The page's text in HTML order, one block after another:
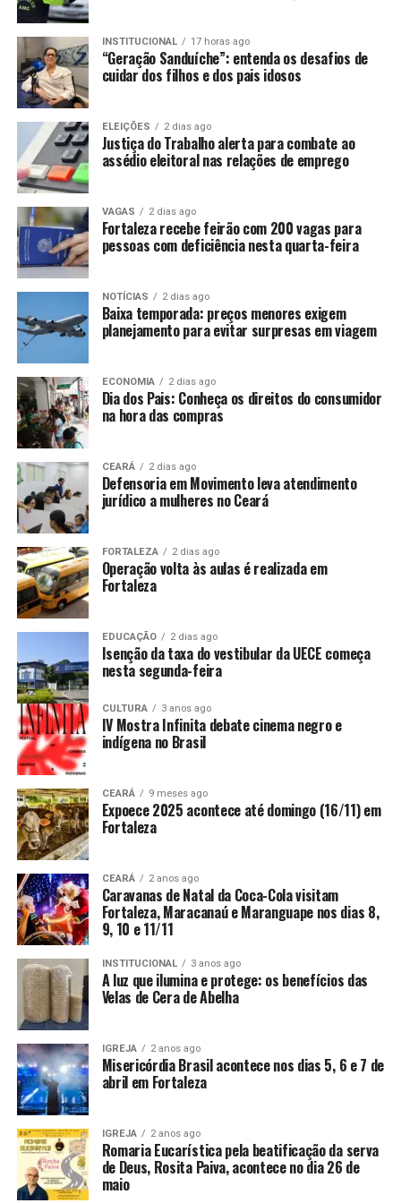
INSTITUCIONAL 17 horas ago
“Geração Sanduíche”: entenda os desafios de
cuidar dos filhos e dos pais idosos
ELEIÇÕES 2 dias ago
Justiça do Trabalho alerta para combate ao
assédio eleitoral nas relações de emprego
VAGAS 2 dias ago
Fortaleza recebe feirão com 200 vagas para
pessoas com deficiência nesta quarta-feira
NOTÍCIAS 2 dias ago
Baixa temporada: preços menores exigem
planejamento para evitar surpresas em viagem
ECONOMIA 2 dias ago
Dia dos Pais: Conheça os direitos do consumidor
na hora das compras
CEARÁ 2 dias ago
Defensoria em Movimento leva atendimento
jurídico a mulheres no Ceará
FORTALEZA 2 dias ago
Operação volta às aulas é realizada em
Fortaleza
EDUCAÇÃO 2 dias ago
Isenção da taxa do vestibular da UECE começa
nesta segunda-feira
CULTURA 3 anos ago
IV Mostra Infinita debate cinema negro e
indígena no Brasil
CEARÁ 9 meses ago
Expoece 2025 acontece até domingo (16/11) em
Fortaleza
CEARÁ 2 anos ago
Caravanas de Natal da Coca-Cola visitam
Fortaleza, Maracanaú e Maranguape nos dias 8,
9, 10 e 11/11
INSTITUCIONAL 3 anos ago
A luz que ilumina e protege: os benefícios das
Velas de Cera de Abelha
IGREJA 2 anos ago
Misericórdia Brasil acontece nos dias 5, 6 e 7 de
abril em Fortaleza
IGREJA 2 anos ago
Romaria Eucarística pela beatificação da serva
de Deus, Rosita Paiva, acontece no dia 26 de
maio